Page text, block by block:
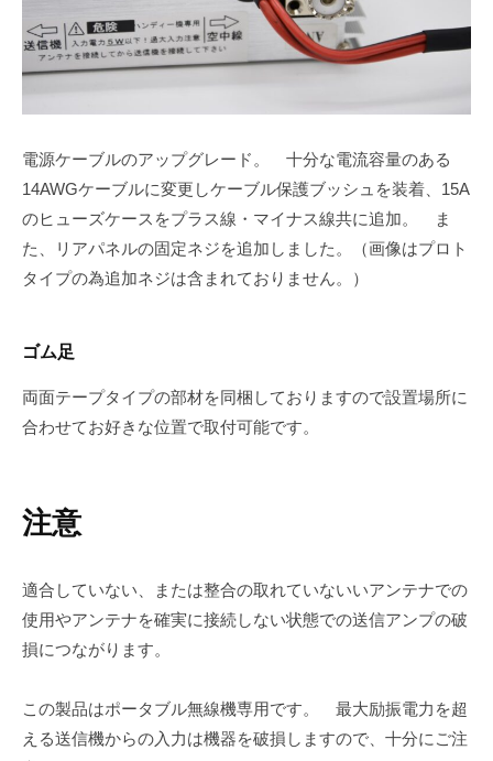
電源ケーブルのアップグレード。 十分な電流容量のある
14AWGケーブルに変更しケーブル保護ブッシュを装着、15A
のヒューズケースをプラス線・マイナス線共に追加。 ま
た、リアパネルの固定ネジを追加しました。（画像はプロト
タイプの為追加ネジは含まれておりません。）
ゴム足
両面テープタイプの部材を同梱しておりますので設置場所に
合わせてお好きな位置で取付可能です。
注意
適合していない、または整合の取れていないいアンテナでの
使用やアンテナを確実に接続しない状態での送信アンプの破
損につながります。
この製品はポータブル無線機専用です。 最大励振電力を超
える送信機からの入力は機器を破損しますので、十分にご注